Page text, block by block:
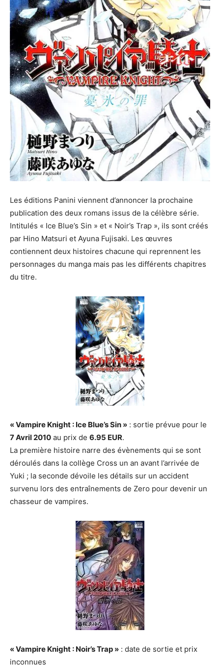
Les éditions Panini viennent d’annoncer la prochaine
publication des deux romans issus de la célèbre série.
Intitulés « Ice Blue’s Sin » et « Noir’s Trap », ils sont créés
par Hino Matsuri et Ayuna Fujisaki. Les œuvres
contiennent deux histoires chacune qui reprennent les
personnages du manga mais pas les différents chapitres
du titre.
« Vampire Knight : Ice Blue’s Sin » : sortie prévue pour le
7 Avril 2010 au prix de 6.95 EUR.
La première histoire narre des évènements qui se sont
déroulés dans la collège Cross un an avant l’arrivée de
Yuki ; la seconde dévoile les détails sur un accident
survenu lors des entraînements de Zero pour devenir un
chasseur de vampires.
« Vampire Knight : Noir’s Trap » : date de sortie et prix
inconnues